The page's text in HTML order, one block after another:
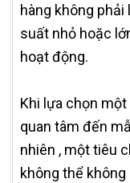
hàng không
suất nhỏ hoặc
hoạt động.
Khi lựa chọn
quan tâm đến
nhiên , một tiêu
không thể